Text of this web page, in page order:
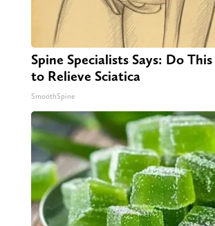
Spine Specialists Says: Do
to Relieve Sciatica
SmoothSpine